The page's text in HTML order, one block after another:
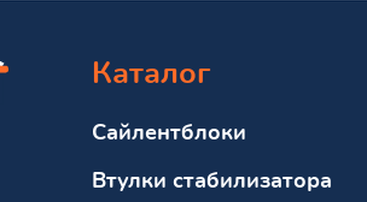
Каталог
Сайлентблоки
Втулки стабилизатора